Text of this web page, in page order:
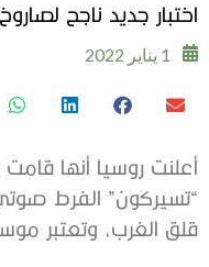
اختبار جديد ناجح
1 يناير 2022
أعلنت روسيا أنها قامت
“تسيركون” الفرط
قلق الغرب، وتعتبر